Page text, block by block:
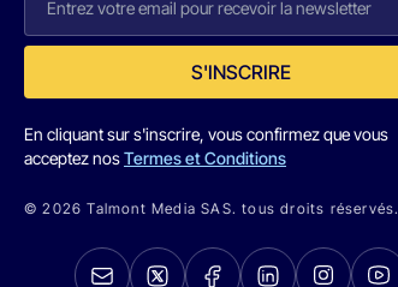
S'INSCRIRE
En cliquant sur s'inscrire, vous confirmez que vous
acceptez nosTermes et Conditions
© 2026 Talmont Media SAS. tous droits réservés.